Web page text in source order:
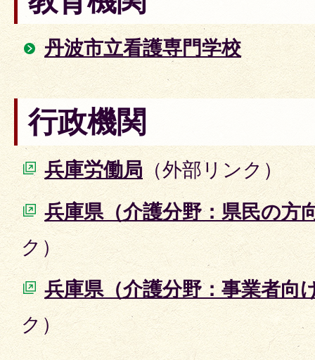
丹波市立看護専門学校
行政機関
兵庫労働局 （外部リンク）
兵庫県（介護分野：県民の方
ク）
兵庫県（介護分野：事業者向
ク）